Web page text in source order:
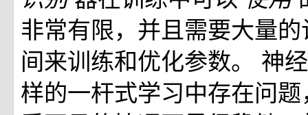
非常有限，并且需要大量
间来训练和优化参数。 神
样的一杆式学习中存在问